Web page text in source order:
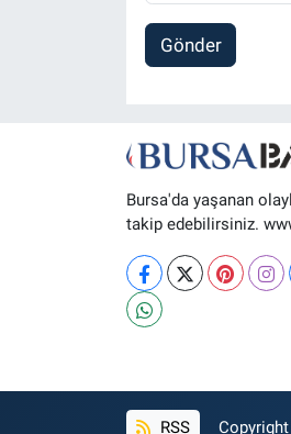
Gönder
Bursa'da yaşanan
takip edebilirsiniz.
RSS Copyright